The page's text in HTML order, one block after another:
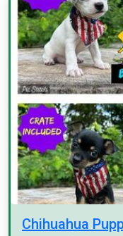
Chihuahua